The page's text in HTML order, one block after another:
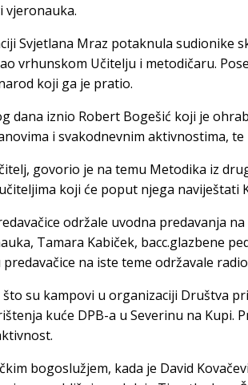
vjeronauka.
Svjetlana Mraz potaknula sudionike
vrhunskom Učitelju i metodičaru.
koji ga je pratio.
dana iznio Robert Bogešić koji je
i svakodnevnim aktivnostima,
govorio je na temu Metodika iz
koji će poput njega naviještati
održale uvodna predavanja
Tamara Kabiček, bacc.glazbene
na iste teme održavale
su kampovi u organizaciji Društva
kuće DPB-a u Severinu na Kupi.
bogoslužjem, kada je David